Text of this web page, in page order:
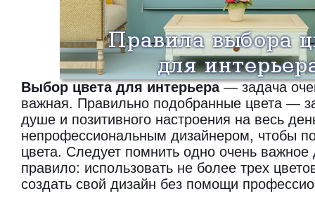
Выбор цвета для интерьера— задача
важная. Правильно подобранные цвета —
душе и позитивного настроения на весь
непрофессиональным дизайнером, чтобы
цвета. Следует помнить одно очень важное
правило: использовать не более трех
создать свой дизайн без помощи